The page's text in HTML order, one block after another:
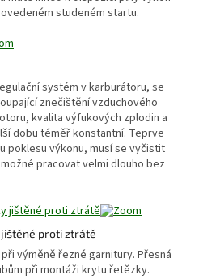
studeném startu.
systém v karburátoru, se
znečištění vzduchového
kvalita výfukových zplodin a
dobu téměř konstantní. Teprve
poklesu výkonu, musí se vyčistit
pracovat velmi dlouho bez
proti ztrátě
výměně řezné garnitury. Přesná
při montáži krytu řetězky.